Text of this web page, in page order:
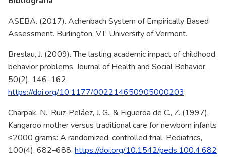
ASEBA. (2017). Achenbach System of Empirically Based
Assessment. Burlington, VT: University of Vermont.
Breslau, J. (2009). The lasting academic impact of childhood
behavior problems. Journal of Health and Social Behavior,
50(2), 146–162.
https://doi.org/10.1177/002214650905000203
Charpak, N., Ruiz-Peláez, J. G., & Figueroa de C., Z. (1997).
Kangaroo mother versus traditional care for newborn infants
≤2000 grams: A randomized, controlled trial. Pediatrics,
100(4), 682–688. https://doi.org/10.1542/peds.100.4.682